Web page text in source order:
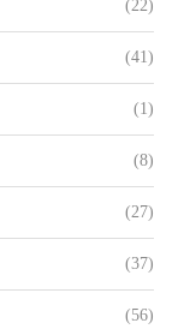
(22)
(41)
(1)
(8)
(27)
(37)
(56)